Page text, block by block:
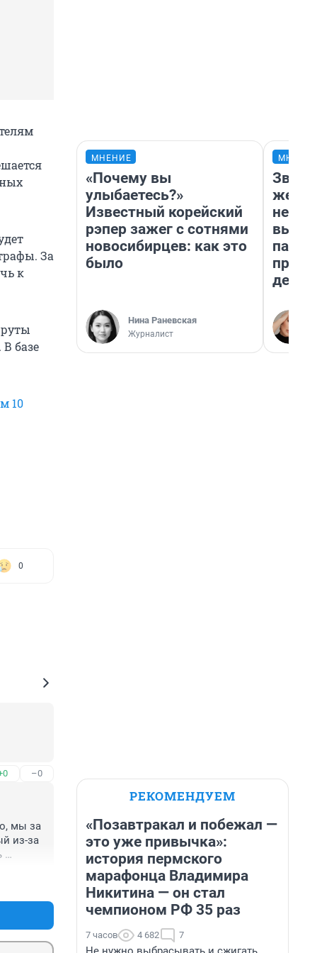
За
к
базе
10
0
–0
мы за
из-за
за
МНЕНИЕ
«Почему вы
улыбаетесь?»
Известный корейский
рэпер зажег с сотнями
новосибирцев: как это
было
Нина Раневская
Журналист
день
РЕКОМЕНДУЕМ
«Позавтракал и побежал —
это уже привычка»:
история пермского
марафонца Владимира
Никитина — он стал
чемпионом РФ 35 раз
7 часов 4 682 7